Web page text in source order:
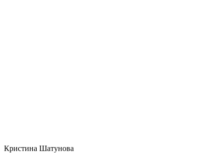
Кристина Шатунова